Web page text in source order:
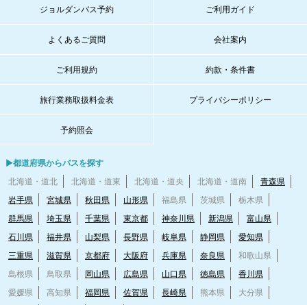
ジョルダンバス予約 ご利用ガイド
よくあるご質問 会社案内
ご利用規約 約款・条件書
旅行業務取扱料金表 プライバシーポリシー
予約照会
▶都道府県からバスを探す
北海道・道北
北海道・道東 北海道・道央 北海道・道南
青森県
岩手県
宮城県 秋田県 山形県 福島県 茨城県
栃木県
群馬県
埼玉県 千葉県 東京都 神奈川県 新潟県
富山県
石川県
福井県 山梨県 長野県 岐阜県 静岡県
愛知県
三重県
滋賀県 京都府 大阪府 兵庫県 奈良県
和歌山県
島根県
鳥取県 岡山県 広島県 山口県 徳島県
香川県
愛媛県
高知県 福岡県 佐賀県 長崎県 熊本県 大分県